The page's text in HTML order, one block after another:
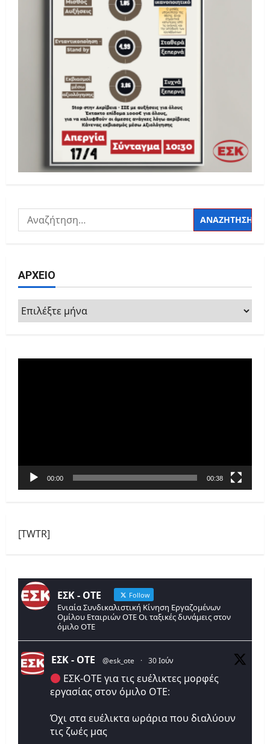
Αναζήτηση
για:
ΑΡΧΕΙΟ
ΑΡΧΕΙΟ
00:00 00:38
[TWTR]
ΕΣΚ - ΟΤΕ Follow
Ενιαία Συνδικαλιστική Κίνηση Εργαζομένων
Ομίλου Εταιριών ΟΤΕ Οι ταξικές δυνάμεις στον
όμιλο ΟΤΕ
ΕΣΚ - ΟΤΕ @esk_ote · 30 Ιούν
ΕΣΚ-ΟΤΕ για τις ευέλικτες μορφές
εργασίας στον όμιλο ΟΤΕ:
Όχι στα ευέλικτα ωράρια που διαλύουν
τις ζωές μας